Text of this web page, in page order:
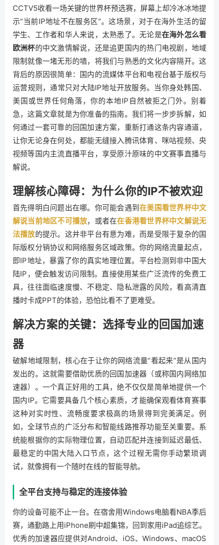
CCTV5收看一场关键的世界杯预选赛，屏幕上却冷冰冰地提
示“当前IP地址不在服务区”。这场景，对于在海外生活的留
学生、工作者和华人来说，太熟悉了。无论是在海外怎么看
欧洲杯的中文激情解说，还是追更国内的热门电视剧，地域
限制就像一堵无形的墙，将我们与熟悉的文化内容隔开。这
背后的原因很简单：国内的流媒体平台和电视台基于版权与
运营规则，通常只对大陆IP地址开放服务。当你身处韩国、
美国或世界任何角落，你的本地IP自然被拒之门外。别着
急，这篇文章就是为你准备的指南。我们将一步步拆解，如
何通过一套可靠的回国加速方案，重新打通这条内容通道，
让你无论身在何处，都能无缝接入腾讯体育、咪咕视频、央
视频等国内主流直播平台，享受原汁原味的中文赛事直播与
解说。
理解核心障碍：为什么你的IP不被欢迎
首先得明白问题出在哪。你可能会遇到在美国看世界杯中文
解说当前地区不可播放，或者在在香港看世界杯中文解说无
法播放的提示。这并非平台有意为难，而是受限于复杂的国
际版权分销协议和网络服务区域政策。你的网络流量起点，
即IP地址，暴露了你的真实地理位置。平台检测到非中国大
陆IP，便会触发访问限制。直接使用某些广泛流传的免费工
具，往往面临速度慢、不稳定、隐私泄露的风险，看高清直
播时卡成PPT的体验，恐怕比看不了更难受。
解决方案的关键：选择专业的回国加速
器
破解地域限制，核心在于让你的网络流量“看起来”是从国内
发出的。这就需要借助优质的回国加速器（或称国内网络加
速器）。一个真正好用的工具，绝不仅仅是简单地提供一个
国内IP。它需要具备几个核心素质，才能确保观看体育赛事
这种对实时性、流畅度要求极高的场景得到完美满足。例
如，全球节点的广泛分布和智能线路推荐功能至关重要。系
统能根据你的实际物理位置，自动匹配并连接到延迟最低、
最稳定的中国大陆入口节点，这个过程无需你手动繁琐调
试，就像拥有一个随时在线的智能导航。
全平台支持与稳定的连接体验
你的设备可能不止一台。在宿舍用Windows电脑看NBA季后
赛，通勤路上用iPhone刷中超集锦，回到家用iPad追综艺。
优秀的加速器应提供对Android、iOS、Windows、macOS